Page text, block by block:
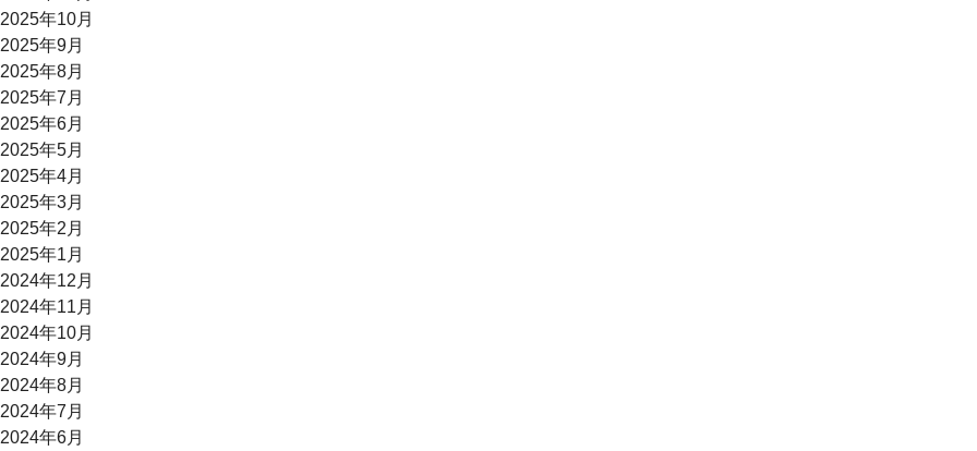
2025年10月
2025年9月
2025年8月
2025年7月
2025年6月
2025年5月
2025年4月
2025年3月
2025年2月
2025年1月
2024年12月
2024年11月
2024年10月
2024年9月
2024年8月
2024年7月
2024年6月